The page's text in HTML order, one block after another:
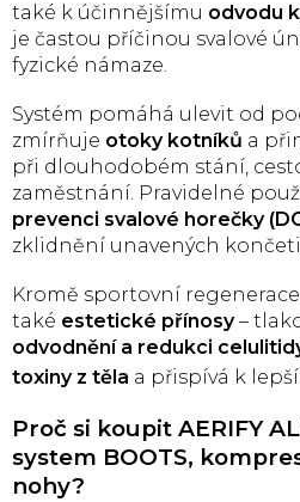
také k účinnějšímu odvodu
je častou příčinou svalové
fyzické námaze.
Systém pomáhá ulevit od
zmírňuje otoky kotníků a
při dlouhodobém stání,
zaměstnání. Pravidelné
prevenci svalové horečky
zklidnění unavených
Kromě sportovní regenerace
také estetické přínosy–
odvodnění a redukci
toxiny z těla a přispívá k
Proč si koupit AERIFY
system BOOTS,
nohy?